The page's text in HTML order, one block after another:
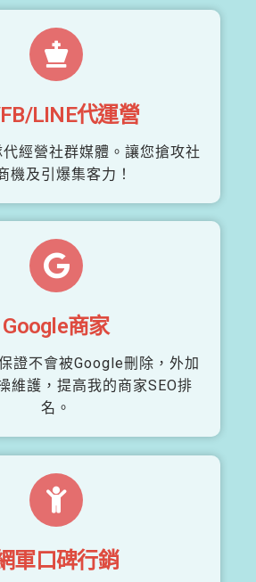
LINE代運營
經營社群媒體。讓您搶攻社
機及引爆集客力！
Google商家
證不會被Google刪除，外加
維護，提高我的商家SEO排
名。
軍口碑行銷